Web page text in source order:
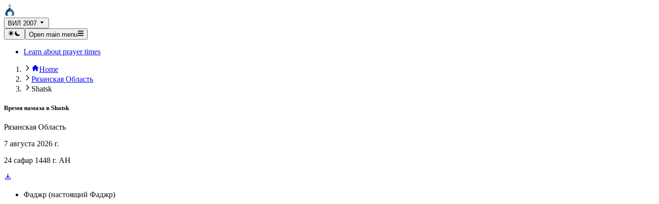
ВИЛ 2007
Open main menu
Learn about prayer times
Home
Рязанская Область
Shatsk
Время намаза в Shatsk
Рязанская Область
7 августа 2026 г.
24 сафар 1448 г. AH
Фаджр (настоящий Фаджр)